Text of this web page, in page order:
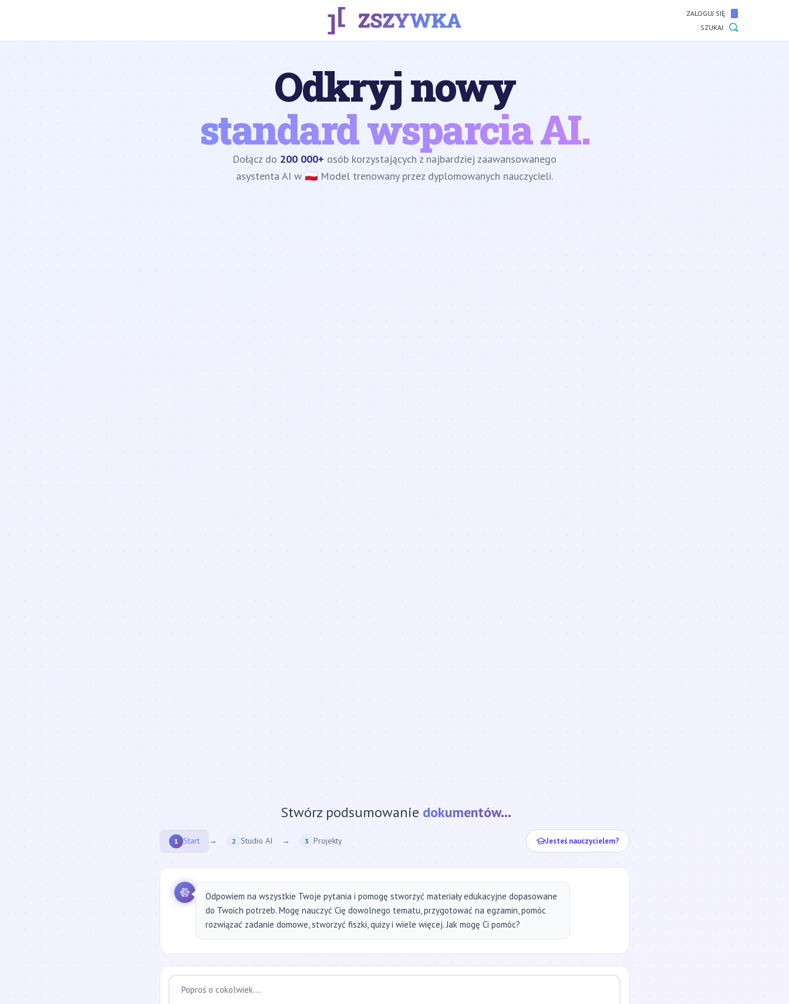
ZALOGUJ SIĘ
SZUKAJ
Odkryj nowy
standard wsparcia AI.
Dołącz do 200 000+ osób korzystających z najbardziej zaawansowanego
asystenta AI w 🇵🇱 Model trenowany przez dyplomowanych nauczycieli.
Stwórz podsumowanie strony internetowej...
1 Start → 2 Studio AI → 3 Projekty Jesteś nauczycielem?
Odpowiem na wszystkie Twoje pytania i pomogę stworzyć materiały edukacyjne dopasowane
do Twoich potrzeb. Mogę nauczyć Cię dowolnego tematu, przygotować na egzamin, pomóc
rozwiązać zadanie domowe, stworzyć fiszki, quizy i wiele więcej. Jak mogę Ci pomóc?